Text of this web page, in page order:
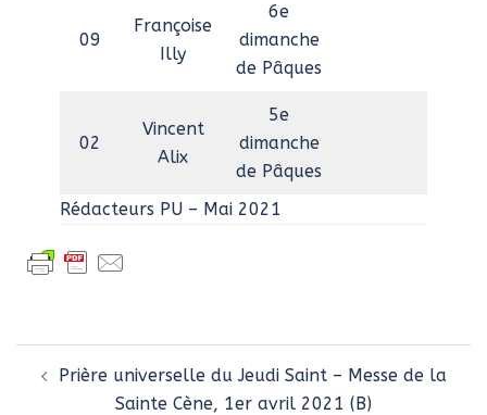
09
Françoise
Illy
6e
dimanche
de Pâques
02
Vincent
Alix
5e
dimanche
de Pâques
Rédacteurs PU – Mai 2021
d’article
Prière universelle du Jeudi Saint – Messe de la
Sainte Cène, 1er avril 2021 (B)